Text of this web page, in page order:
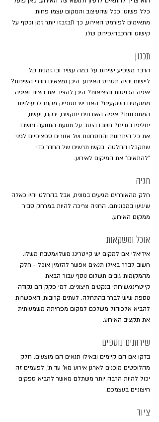
כלל פשוט: ככל שהעיצוב והמקום עצמו פחות
מתאימים לפורמט האירוע, כך תבזבזו יותר זמן וכסף על
קישוט והרכבה/פירוק שלו.
תכנון
הדבר משפיע ישירות על כמה עשיר ובו זמנית קל
ליישום יהיה תסריט האירוע. היכן נמצאים חדרי השירות?
איפה הכניסות והיציאות? היכן להציב את הציוד ואיפה
ממוקמים השקעים? האם יש מספיק מקום לפעילויות
המתוכננות? איפה האורחים יתקשרו, ירקדו, יעשנו,
יחליפו בגדים? חשבו היטב על תנועת התנועה וחשבו
את כל היתרונות והחסרונות של אזורים ספציפיים לפני
שתקבלו החלטה. בקשו תרשים של החדר כדי
"להתאים" את המיקום לאירוע.
חניה
חלק מהאורחים מגיעים במונית, אבל בהחלט יהיו כאלה
שיגיעו במכוניתם. החניה צריכה להיות במרחק סביר
ממקום האירוע.
אוכל ומשקאות
אידיאלי אם למקום יש קייטרינג משלו/מטבח משלו.
חשוב לברר באילו תנאים אפשר להזמין אוכל - חלק
מהמקומות גובים תשלום נוסף עבור הבאת
קייטרינג/שירותי בנקטים חיצוניים. דמי פקק הם נקודה
נוספת שיש לברר בהתחלה. לעתים קרובות, האפשרות
להביא אלכוהול משלכם למקום מפחיתה משמעותית
את תקציב האירוע.
שירותים נוספים
בדקו אם הם קיימים ובאילו תנאים הם מוצעים. חלק
מהלופטים מוכנים לארגן אירוע מא' עד ת', לפעמים זה
יכול להיות הרבה יותר משתלם מאשר להביא ספקים
חיצוניים בעצמכם.
ציוד